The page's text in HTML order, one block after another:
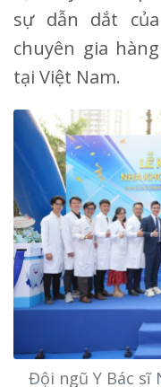
sự dẫn dắt của
chuyên gia
tại Việt Nam.
Đội ngũ Y Bác sĩ